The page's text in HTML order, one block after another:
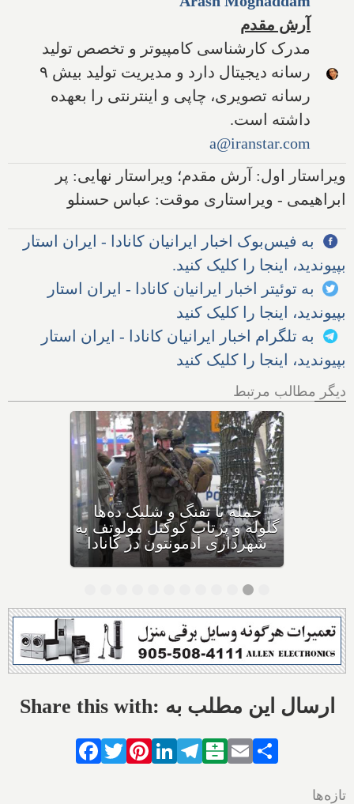
آرش مقدم
مدرک کارشناسی کامپیوتر و تخصص تولید
رسانه دیجیتال دارد و مدیریت تولید بیش ۹
رسانه تصویری، چاپی و اینترنتی را بعهده
داشته است.
a@iranstar.com
ویراستار اول: آرش مقدم؛ ویراستار نهایی: پر
ابراهیمی - ویراستاری موقت: عباس حسنلو
به فیس‌بوک اخبار ایرانیان کانادا - ایران استار
بپیوندید، اینجا را کلیک کنید.
به توئیتر اخبار ایرانیان کانادا - ایران استار
بپیوندید، اینجا را کلیک کنید
به تلگرام اخبار ایرانیان کانادا - ایران استار
بپیوندید، اینجا را کلیک کنید
دیگر مطالب مرتبط
بهداشت کانادا: این داروی
کودکان، ماست و چیا، را
مصرف نکنید و این تشک نیز
احتمال خفگی دارد
Share this with: ارسال این مطلب به
Facebook
TwitterPinterestLinkedIn
Telegram
Balatarin
Email
تازه‌ها